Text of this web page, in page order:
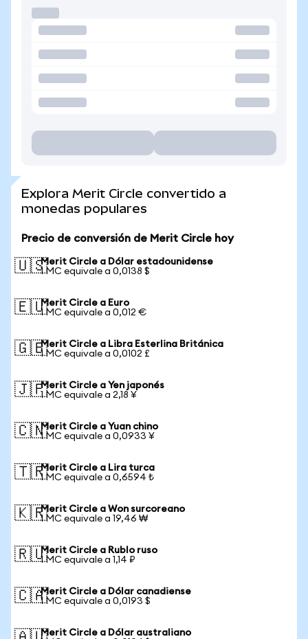
Explora Merit Circle convertido a
monedas populares
Precio de conversión de Merit Circle hoy
🇺🇸Merit Circle a Dólar estadounidense
1 MC equivale a 0,0138 $
🇪🇺Merit Circle a Euro
1 MC equivale a 0,012 €
🇬🇧Merit Circle a Libra Esterlina Británica
1 MC equivale a 0,0102 £
🇯🇵Merit Circle a Yen japonés
1 MC equivale a 2,18 ¥
🇨🇳Merit Circle a Yuan chino
1 MC equivale a 0,0933 ¥
🇹🇷Merit Circle a Lira turca
1 MC equivale a 0,6594 ₺
🇰🇷Merit Circle a Won surcoreano
1 MC equivale a 19,46 ₩
🇷🇺Merit Circle a Rublo ruso
1 MC equivale a 1,14 ₽
🇨🇦Merit Circle a Dólar canadiense
1 MC equivale a 0,0193 $
Merit Circle a Dólar australiano